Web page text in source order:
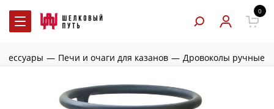
0
— Печи и очаги для казанов — Дровоколы ручные